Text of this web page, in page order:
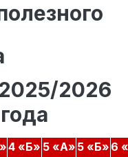
2026
4 «Б» 5 «А» 5 «Б» 6